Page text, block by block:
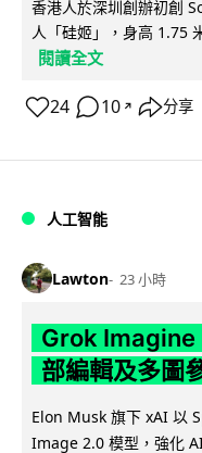
香港人於深圳創辦初創
人「硅姬」，身高 1.75
閱讀全文
24 10 ↗ 分享
人工智能
Lawton 23 小時
Grok Imagine
部編輯及多圖
Elon Musk 旗下 xAI 以
Image 2.0 模型，強化